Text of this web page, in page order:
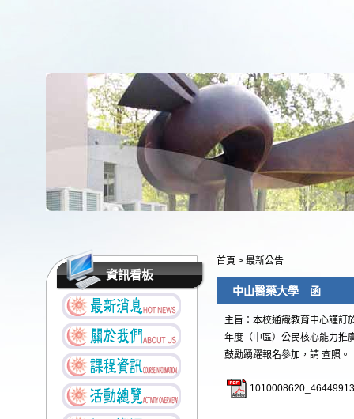
資訊看板
首頁 > 最新公告
中山醫藥大學 函
主旨：本校通識教育中心謹訂
年度（中區）公民核心能力推
鼓勵踴躍報名參加，請 查照。